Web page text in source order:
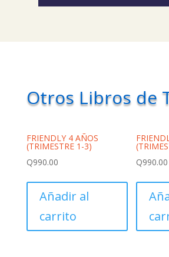
Otros Libros de
FRIENDLY 4 AÑOS
(TRIMESTRE 1-3)
Q990.00
Añadir al
carrito
Q990.00